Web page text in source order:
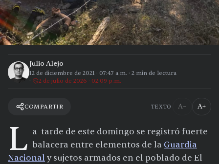
Julio Alejo
12 de diciembre de 2021 · 07:47 a.m. · 2 min de lectura
2 de julio de 2026 · 02:09 p.m.
COMPARTIR TEXTO A− A+
L a tarde de este domingo se registró fuerte
balacera entre elementos de la Guardia
Nacional y sujetos armados en el poblado de El